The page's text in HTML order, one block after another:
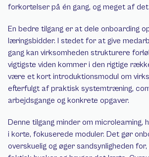
forkortelser på én gang, og meget af det
En bedre tilgang er at dele onboarding
læringsbidder. I stedet for at give
gang kan virksomheden strukturere
vigtigste viden kommer i den rigtige
være et kort introduktionsmodul om
efterfulgt af praktisk systemtræning,
arbejdsgange og konkrete opgaver.
Denne tilgang minder om microlearning,
i korte, fokuserede moduler. Det gør
overskuelig og øger sandsynligheden